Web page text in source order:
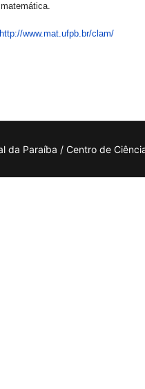
http://www.mat.ufpb.br/clam/
da Paraíba / Centro de